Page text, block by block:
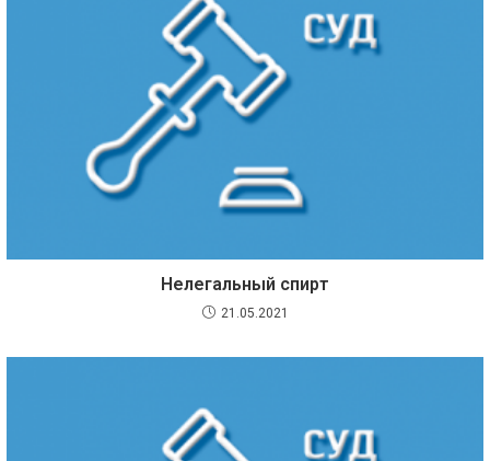
Нелегальный спирт
21.05.2021